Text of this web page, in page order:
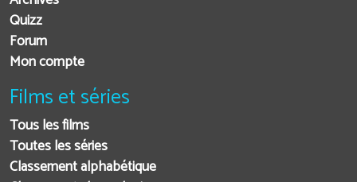
Quizz
Forum
Mon compte
Films et séries
Tous les films
Toutes les séries
Classement alphabétique